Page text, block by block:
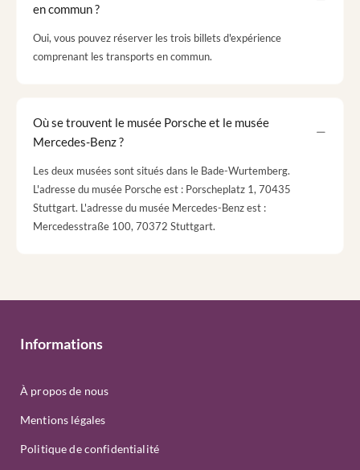
en commun ?
Oui, vous pouvez réserver les trois billets d'expérience
comprenant les transports en commun.
Où se trouvent le musée Porsche et le musée
Mercedes-Benz ?
Les deux musées sont situés dans le Bade-Wurtemberg.
L'adresse du musée Porsche est : Porscheplatz 1, 70435
Stuttgart. L'adresse du musée Mercedes-Benz est :
Mercedesstraße 100, 70372 Stuttgart.
Informations
À propos de nous
Mentions légales
Politique de confidentialité